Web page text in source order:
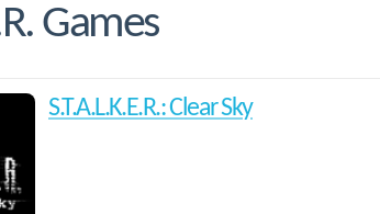
Games
S.T.A.L.K.E.R.: Clear Sky